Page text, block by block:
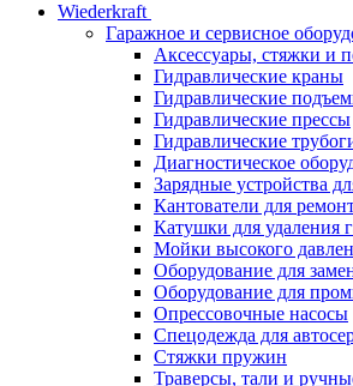
Wiederkraft
Гаражное и сервисное
Аксессуары, стяжки и
Гидравлические краны
Гидравлические
Гидравлические прессы
Гидравлические
Диагностическое
Зарядные устройства
Кантователи для
Катушки для удаления
Мойки высокого
Оборудование для
Оборудование для
Опрессовочные насосы
Спецодежда для
Стяжки пружин
Траверсы, тали и